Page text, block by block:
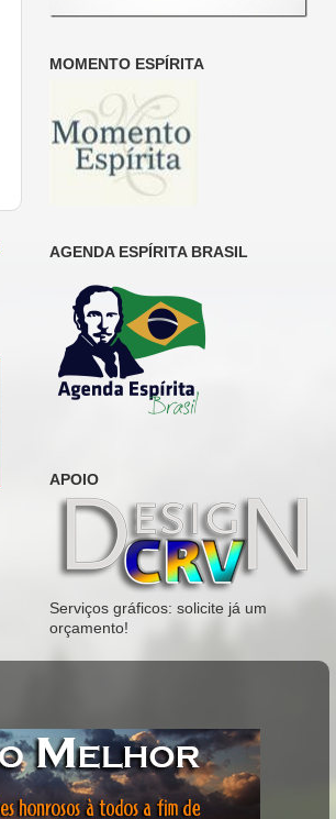
MOMENTO ESPÍRITA
AGENDA ESPÍRITA BRASIL
APOIO
Serviços gráficos: solicite já um
orçamento!